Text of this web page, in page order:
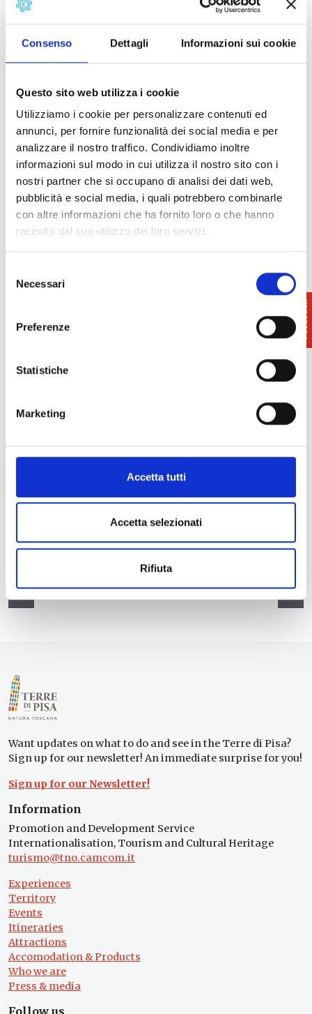
Consenso Dettagli Informazioni sui cookie
Questo sito web utilizza i cookie
Utilizziamo i cookie per personalizzare contenuti ed
annunci, per fornire funzionalità dei social media e per
analizzare il nostro traffico. Condividiamo inoltre
informazioni sul modo in cui utilizza il nostro sito con i
nostri partner che si occupano di analisi dei dati web,
pubblicità e social media, i quali potrebbero combinarle
con altre informazioni che ha fornito loro o che hanno
raccolto dal suo utilizzo dei loro servizi.
delNecessari
Preferenze
Statistiche
Marketing
Accetta tutti
Accetta selezionati
Rifiuta
Malta. The exterior appearance does not reflect the
beauty inside, frescoed by the Sienese artist Martino
di Bartolomeo with Stories from the Old and New
Testament
prolococascina@gmail.com
www.prolococascina.it/
Want updates on what to do and see in the Terre di Pisa?
Sign up for our newsletter! An immediate surprise for you!
Sign up for our Newsletter!
Information
Promotion and Development Service
Internationalisation, Tourism and Cultural Heritage
turismo@tno.camcom.it
Experiences
Territory
Events
Itineraries
Attractions
Accomodation & Products
Who we are
Press & media